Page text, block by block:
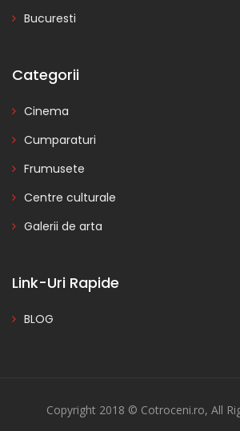
Bucuresti
Categorii
Cinema
Cumparaturi
Frumusete
Centre culturale
Galerii de arta
Link-Uri Rapide
BLOG
Copyright 2018 © Cotroceni.ro, All